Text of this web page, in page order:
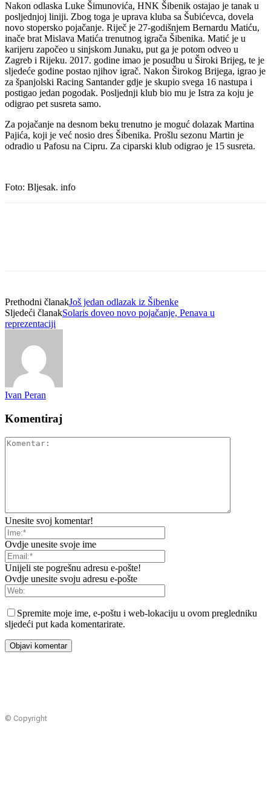
Nakon odlaska Luke Šimunovića, HNK Šibenik ostajao je tanak u
posljednjoj liniji. Zbog toga je uprava kluba sa Šubićevca, dovela
novo stopersko pojačanje. Riječ je 27-godišnjem Bernardu Matiću,
inače brat Mislava Matića trenutnog igrača Šibenika. Matić je u
karijeru započeo u sinjskom Junaku, put ga je potom odveo u
Zagreb i Rijeku. 2017. godine imao je posudbu u Široki Brijeg, te je
sljedeće godine postao njihov igrač. Nakon Širokog Brijega, igrao je
za španjolski Racing Santander gdje je skupio svega 16 nastupa i
postigao jedan pogodak. Posljednji klub bio mu je Istra za koju je
odigrao pet susreta samo.
Za pojačanje na desnom beku trenutno je moguć dolazak Martina
Pajića, koji je već nosio dres Šibenika. Prošlu sezonu Martin je
odradio u Pafosu na Cipru. Za ciparski klub odigrao je 15 susreta.
Foto: Bljesak. info
Prethodni članakJoš jedan odlazak iz Šibenke
Sljedeći članakSolaris doveo novo pojačanje, Penava u
reprezentaciji
Ivan Peran
Komentiraj
Unesite svoj komentar!
Ovdje unesite svoje ime
Unijeli ste pogrešnu adresu e-pošte!
Ovdje unesite svoju adresu e-pošte
Spremite moje ime, e-poštu i web-lokaciju u ovom pregledniku
sljedeći put kada komentarirate.
© Copyright